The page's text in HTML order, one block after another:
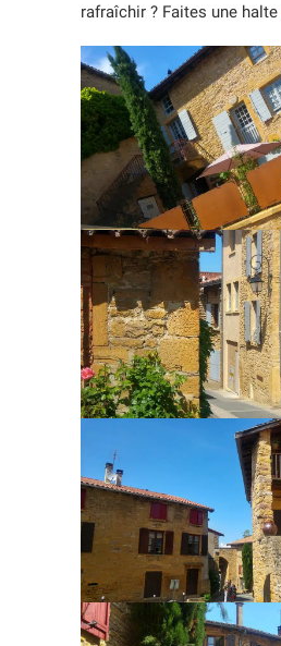
rafraîchir ? Faites une halte